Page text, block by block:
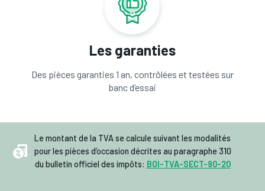
Les garanties
Des pièces garanties 1 an, contrôlées et testées sur
banc d’essai
Le montant de la TVA se calcule suivant les modalités
pour les pièces d’occasion décrites au paragraphe 310
du bulletin officiel des impôts: BOI-TVA-SECT-90-20